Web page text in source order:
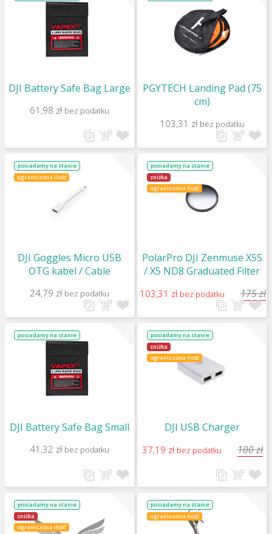
DJI Battery Safe Bag Large
61,98 zł bez podatku
PGYTECH Landing Pad (75
cm)
103,31 zł bez podatku
posiadamy na stanie
ograniczona ilość
DJI Goggles Micro USB
OTG kabel / Cable
24,79 zł bez podatku
posiadamy na stanie
zniżka
ograniczona ilość
PolarPro DJI Zenmuse X5S
/ X5 ND8 Graduated Filter
103,31 zł bez podatku 175 zł
posiadamy na stanie
DJI Battery Safe Bag Small
41,32 zł bez podatku
posiadamy na stanie
zniżka
ograniczona ilość
DJI USB Charger
37,19 zł bez podatku 100 zł
posiadamy na stanie
zniżka
ograniczona ilość
posiadamy na stanie
ograniczona ilość